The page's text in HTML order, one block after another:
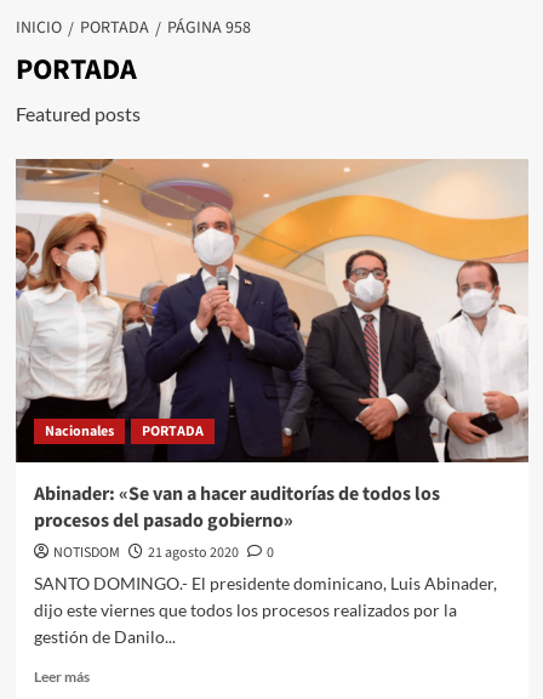
INICIO PORTADA PÁGINA 958
PORTADA
Featured posts
Nacionales PORTADA
Abinader: «Se van a hacer auditorías de todos los
procesos del pasado gobierno»
NOTISDOM 21 agosto 2020
0
SANTO DOMINGO.- El presidente dominicano, Luis Abinader,
dijo este viernes que todos los procesos realizados por la
gestión de Danilo...
Leer más